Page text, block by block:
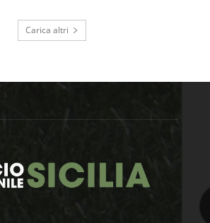
Carica altri